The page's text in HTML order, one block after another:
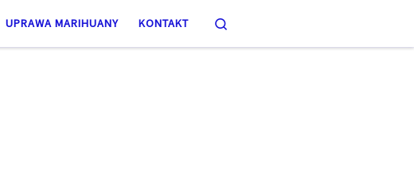
UPRAWA MARIHUANY KONTAKT